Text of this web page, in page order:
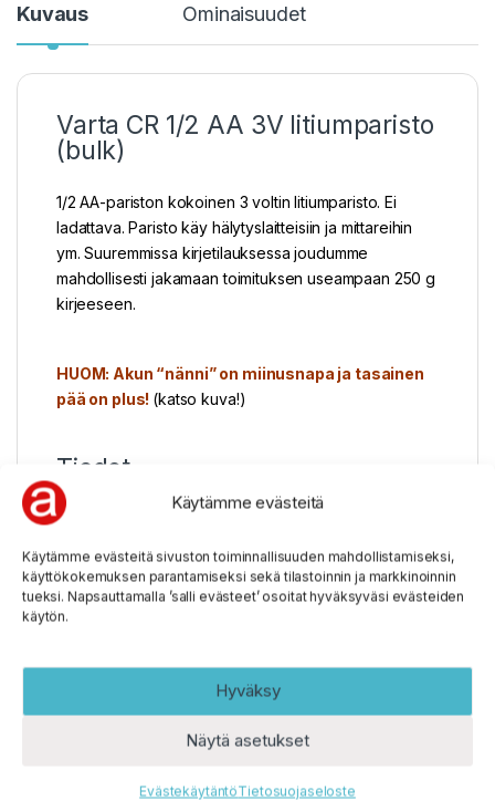
Käytämme evästeitä
Käytämme evästeitä sivuston toiminnallisuuden mahdollistamiseksi,
käyttökokemuksen parantamiseksi sekä tilastoinnin ja markkinoinnin
tueksi. Napsauttamalla ’salli evästeet’ osoitat hyväksyväsi evästeiden
käytön.
Hyväksy
Näytä asetukset
EvästekäytäntöTietosuojaseloste
Kuvaus Ominaisuudet
Varta CR 1/2 AA 3V litiumparisto
(bulk)
1/2 AA-pariston kokoinen 3 voltin litiumparisto. Ei
ladattava. Paristo käy hälytyslaitteisiin ja mittareihin
ym. Suuremmissa kirjetilauksessa joudumme
mahdollisesti jakamaan toimituksen useampaan 250 g
kirjeeseen.
HUOM: Akun “nänni” on miinusnapa ja tasainen
pää on plus! (katso kuva!)
Tiedot
Käyttölämpötila-alue -30°C/+75°C
Mitat (max) 14,45 x 25,5 mm